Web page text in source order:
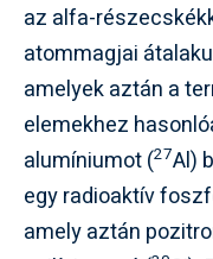
az alfa-
atommagjai
amelyek aztán a
elemekhez
alumíniumot (27Al)
egy radioaktív
amely aztán